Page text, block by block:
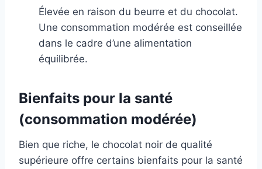
Élevée en raison du beurre et du chocolat.
Une consommation modérée est conseillée
dans le cadre d’une alimentation
équilibrée.
Bienfaits pour la santé
(consommation modérée)
Bien que riche, le chocolat noir de qualité
supérieure offre certains bienfaits pour la santé